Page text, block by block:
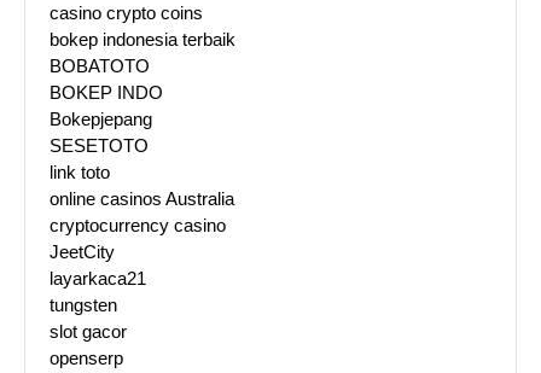
casino crypto coins
bokep indonesia terbaik
BOBATOTO
BOKEP INDO
Bokepjepang
SESETOTO
link toto
online casinos Australia
cryptocurrency casino
JeetCity
layarkaca21
tungsten
slot gacor
openserp